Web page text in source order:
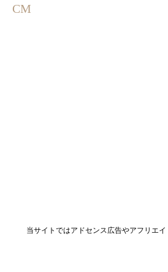
CM
当サイトではアドセンス広告やアフリエ